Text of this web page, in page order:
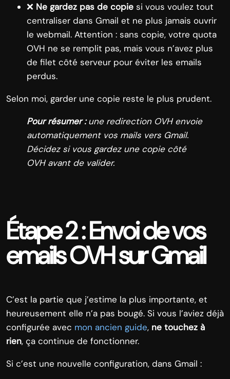
❌ Ne gardez pas de copie si vous voulez tout
centraliser dans Gmail et ne plus jamais ouvrir
le webmail. Attention : sans copie, votre quota
OVH ne se remplit pas, mais vous n’avez plus
de filet côté serveur pour éviter les emails
perdus.
Selon moi, garder une copie reste le plus prudent.
Pour résumer :une redirection OVH envoie
automatiquement vos mails vers Gmail.
Décidez si vous gardez une copie côté
OVH avant de valider.
Étape 2 : Envoi de vos
emails OVH sur Gmail
C’est la partie que j’estime la plus importante, et
heureusement elle n’a pas bougé. Si vous l’aviez déjà
configurée avec mon ancien guide, ne touchez à
rien, ça continue de fonctionner.
Si c’est une nouvelle configuration, dans Gmail :